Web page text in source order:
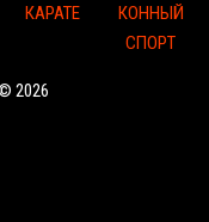
КАРАТЕ
КОННЫЙ
СПОРТ
2026